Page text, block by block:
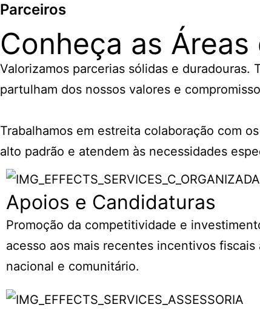
Parceiros
Conheça as
Valorizamos parcerias sólidas e
partulham dos nossos valores e
Trabalhamos em estreita colaboração com
alto padrão e atendem às necessidades
Apoios e Candidaturas
Promoção da competitividade e
acesso aos mais recentes incentivos fiscais
nacional e comunitário.